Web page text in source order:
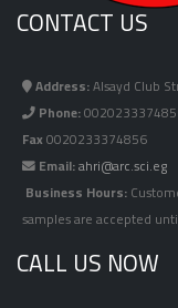
CONTACT US
Address:Alsayd Club
Phone:
Fax0020233374856
Email:ahri@arc.sci.eg
Business Hours:
samples are accepted
CALL US NOW